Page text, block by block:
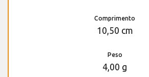
Comprimento
10,50 cm
Peso
4,00 g